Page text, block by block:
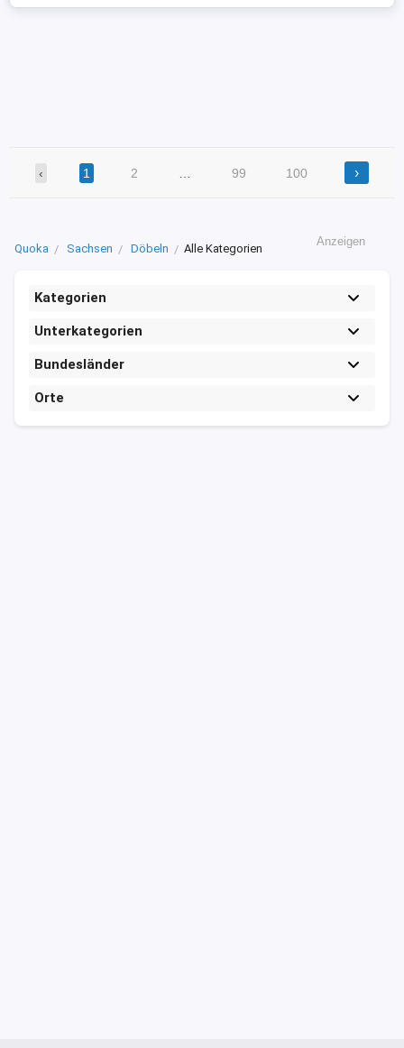
‹ 1 2 99 100 ›
Quoka Sachsen Döbeln Alle Kategorien
Kategorien
Unterkategorien
Bundesländer
Orte
Anzeigen